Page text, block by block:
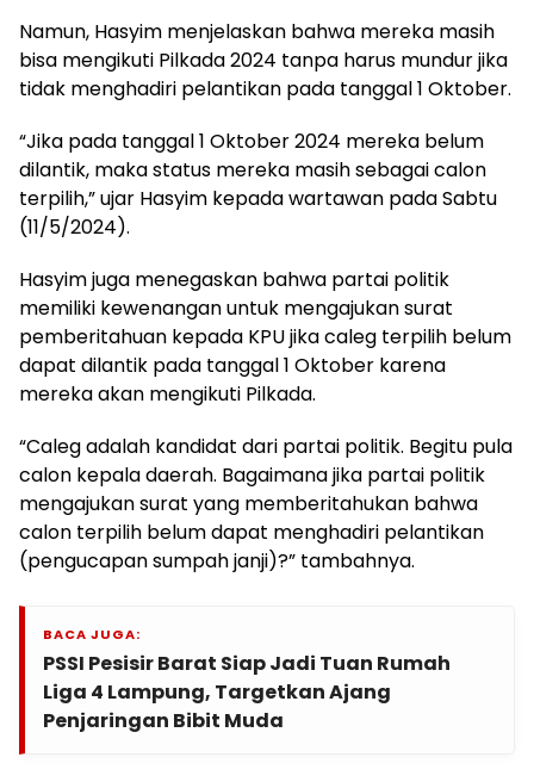
Namun, Hasyim menjelaskan bahwa mereka masih
bisa mengikuti Pilkada 2024 tanpa harus mundur jika
tidak menghadiri pelantikan pada tanggal 1 Oktober.
“Jika pada tanggal 1 Oktober 2024 mereka belum
dilantik, maka status mereka masih sebagai calon
terpilih,” ujar Hasyim kepada wartawan pada Sabtu
(11/5/2024).
Hasyim juga menegaskan bahwa partai politik
memiliki kewenangan untuk mengajukan surat
pemberitahuan kepada KPU jika caleg terpilih belum
dapat dilantik pada tanggal 1 Oktober karena
mereka akan mengikuti Pilkada.
“Caleg adalah kandidat dari partai politik. Begitu pula
calon kepala daerah. Bagaimana jika partai politik
mengajukan surat yang memberitahukan bahwa
calon terpilih belum dapat menghadiri pelantikan
(pengucapan sumpah janji)?” tambahnya.
BACA JUGA:
PSSI Pesisir Barat Siap Jadi Tuan Rumah
Liga 4 Lampung, Targetkan Ajang
Penjaringan Bibit Muda